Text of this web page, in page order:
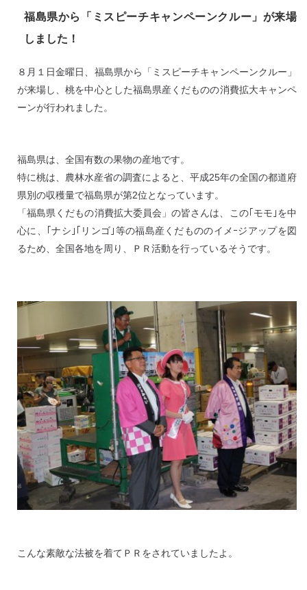
福島県から「ミスピーチキャンペーンクルー」が来場
しました！
８月１日金曜日、福島県から「ミスピーチキャンペーンクルー」
が来場し、桃を中心とした福島県産くだものの消費拡大キャンペ
ーンが行われました。
福島県は、全国有数の果物の産地です。
特に桃は、農林水産省の調査によると、平成25年の全国の都道府
県別の収穫量で福島県が第2位となっています。
「福島県くだもの消費拡大委員会」の皆さんは、この｢モモ｣を中
心に、｢ナシ｣｢リンゴ｣等の福島産くだもののイメｰジアップを図
るため、全国各地を周り、ＰＲ活動を行っているそうです。
こんな素敵な法被を着てＰＲをされていましたよ。